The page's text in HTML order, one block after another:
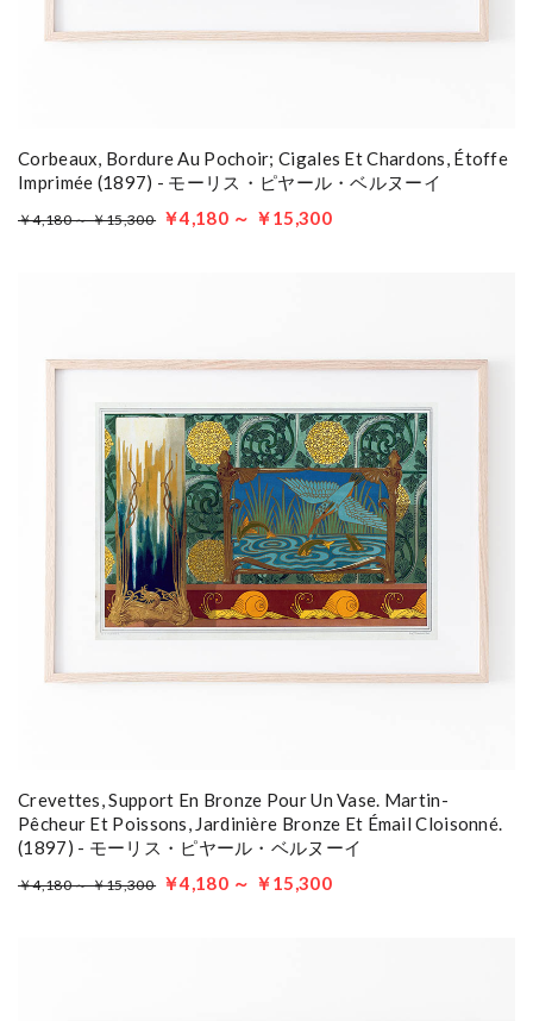
Corbeaux, Bordure Au Pochoir; Cigales Et Chardons, Étoffe
Imprimée (1897) - モーリス・ピヤール・ベルヌーイ
￥4,180 ～ ￥15,300 ￥4,180 ～ ￥15,300
Crevettes, Support En Bronze Pour Un Vase. Martin-
Pêcheur Et Poissons, Jardinière Bronze Et Émail Cloisonné.
(1897) - モーリス・ピヤール・ベルヌーイ
￥4,180 ～ ￥15,300 ￥4,180 ～ ￥15,300